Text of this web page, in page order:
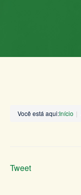
Você está aqui:Início
Tweet